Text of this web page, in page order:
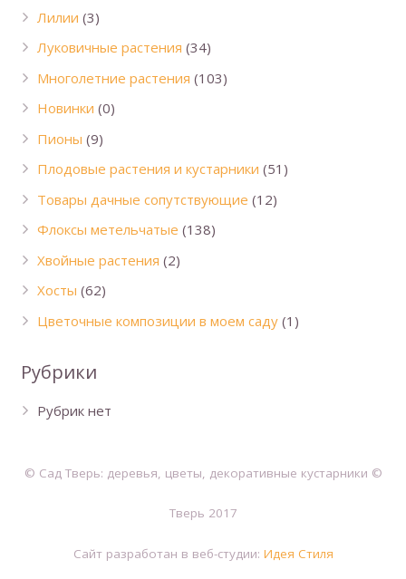
Лилии (3)
Луковичные растения (34)
Многолетние растения (103)
Новинки (0)
Пионы (9)
Плодовые растения и кустарники (51)
Товары дачные сопутствующие (12)
Флоксы метельчатые (138)
Хвойные растения (2)
Хосты (62)
Цветочные композиции в моем саду (1)
Рубрики
Рубрик нет
© Сад Тверь: деревья, цветы, декоративные кустарники ©
Тверь 2017
Сайт разработан в веб-студии: Идея Стиля